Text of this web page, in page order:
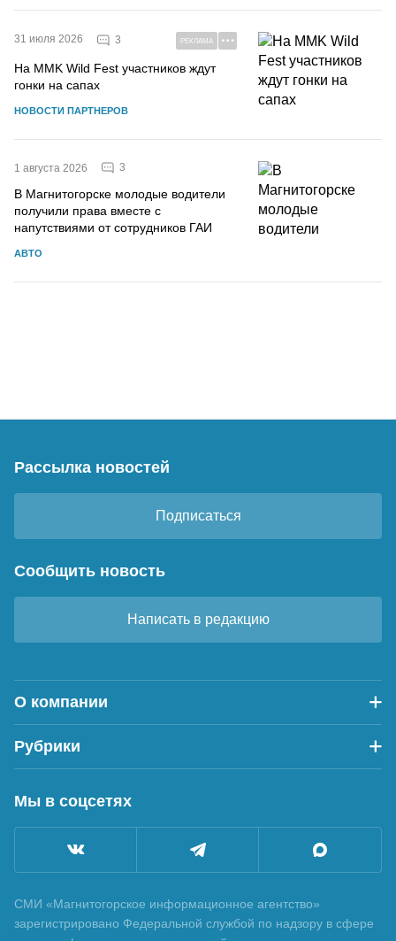
31 июля 2026 3 РЕКЛАМА
На MMK Wild Fest участников ждут
гонки на сапах
НОВОСТИ ПАРТНЕРОВ
1 августа 2026 3
В Магнитогорске молодые водители
получили права вместе с
напутствиями от сотрудников ГАИ
АВТО
Рассылка новостей
Подписаться
Сообщить новость
Написать в редакцию
О компании
Рубрики
Мы в соцсетях
СМИ «Магнитогорское информационное агентство»
зарегистрировано Федеральной службой по надзору в сфере